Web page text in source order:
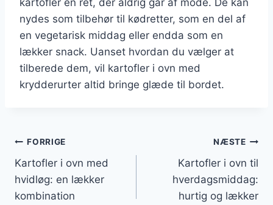
nydes som tilbehør til kødretter, som en del af
en vegetarisk middag eller endda som en
lækker snack. Uanset hvordan du vælger at
tilberede dem, vil kartofler i ovn med
krydderurter altid bringe glæde til bordet.
Indlægsnavigation
FORRIGE
Kartofler i ovn med
hvidløg: en lækker
kombination
NÆSTE
Kartofler i ovn til
hverdagsmiddag:
hurtig og lækker